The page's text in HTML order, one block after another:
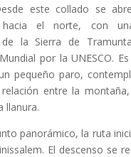
este collado se
hacia el norte, con
de la Sierra de
por la UNESCO.
pequeño paro,
entre la
llanura.
panorámico, la ruta
El descenso se